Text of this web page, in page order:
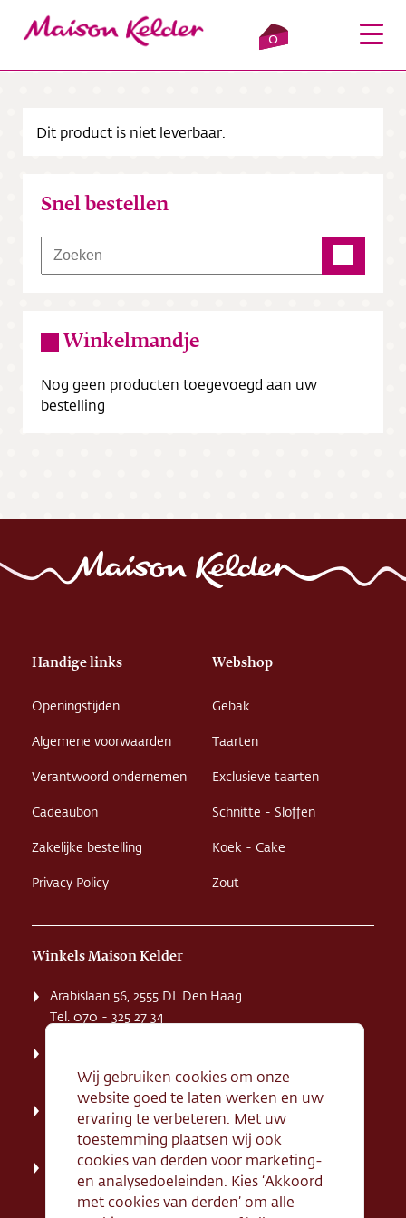
0
Verkooppunten
Bezorging
Contact
Dit product is niet leverbaar.
Snel bestellen
Winkelmandje
Nog geen producten toegevoegd aan uw
bestelling
Handige links
Openingstijden
Algemene voorwaarden
Verantwoord ondernemen
Cadeaubon
Zakelijke bestelling
Privacy Policy
Webshop
Gebak
Taarten
Exclusieve taarten
Schnitte - Sloffen
Koek - Cake
Zout
Winkels Maison Kelder
Arabislaan 56, 2555 DL Den Haag
Tel. 070 - 325 27 34
Tel. 070 - 324 94 09
Kerkstraat 71, 2242 HD Wassenaar
Tel. 070 - 517 95 07
Dorpsstraat 134, 2712 AN Zoetermeer
Tel. 079 - 316 78 95
Wij gebruiken cookies om onze
website goed te laten werken en uw
ervaring te verbeteren. Met uw
toestemming plaatsen wij ook
cookies van derden voor marketing-
en analysedoeleinden. Kies ‘Akkoord
met cookies van derden’ om alle